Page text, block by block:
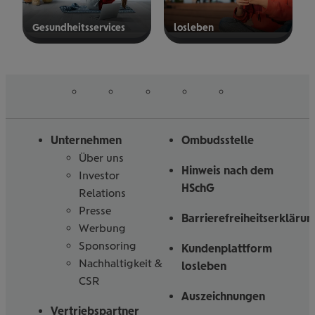
Gesund­heits­ser­vices los­le­ben
Unternehmen
Über uns
Investor
Relations
Presse
Werbung
Sponsoring
Nachhaltigkeit &
CSR
Vertriebspartner
Ombudsstelle
Hinweis nach dem
HSchG
Kundenplattform
losleben
Auszeichnungen
uns